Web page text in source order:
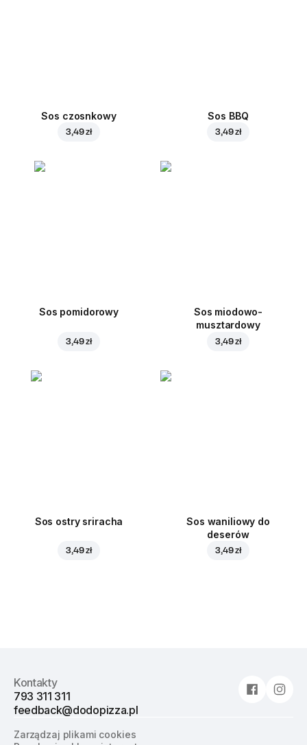
Sos czosnkowy
3,49 zł
Sos BBQ
3,49 zł
Sos pomidorowy
3,49 zł
Sos miodowo-
musztardowy
3,49 zł
Sos ostry sriracha
3,49 zł
Sos waniliowy do
deserów
3,49 zł
Kontakty
793 311 311
feedback@dodopizza.pl
Zarządzaj plikami cookies